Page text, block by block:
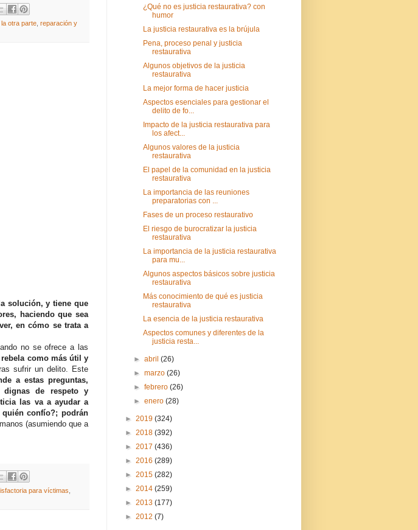
otra parte, reparación y
solución, y tiene que
haciendo que sea
en cómo se trata a
no se ofrece a las
rebela como más útil y
sufrir un delito. Este
a estas preguntas,
dignas de respeto y
las va a ayudar a
confío?; podrán
(asumiendo que a
para víctimas
¿Qué no es justicia restaurativa? con
humor
La justicia restaurativa es la brújula
Pena, proceso penal y justicia
restaurativa
Algunos objetivos de la justicia
restaurativa
La mejor forma de hacer justicia
Aspectos esenciales para gestionar el
delito de fo...
Impacto de la justicia restaurativa para
los afect...
Algunos valores de la justicia
restaurativa
El papel de la comunidad en la justicia
restaurativa
La importancia de las reuniones
preparatorias con ...
Fases de un proceso restaurativo
El riesgo de burocratizar la justicia
restaurativa
La importancia de la justicia restaurativa
para mu...
Algunos aspectos básicos sobre justicia
restaurativa
Más conocimiento de qué es justicia
restaurativa
La esencia de la justicia restaurativa
Aspectos comunes y diferentes de la
justicia resta...
►abril(26)
►marzo(26)
►febrero(26)
►enero(28)
► 2019 (324)
► 2018 (392)
► 2017 (436)
► 2016 (289)
► 2015 (282)
► 2014 (259)
► 2013 (177)
► 2012 (7)